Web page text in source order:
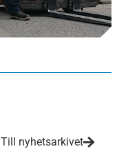
Till nyhetsarkivet